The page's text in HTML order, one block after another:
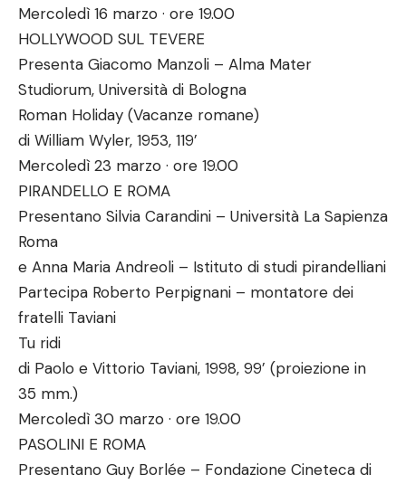
Mercoledì 16 marzo · ore 19.00
HOLLYWOOD SUL TEVERE
Presenta Giacomo Manzoli – Alma Mater
Studiorum, Università di Bologna
Roman Holiday (Vacanze romane)
di William Wyler, 1953, 119’
Mercoledì 23 marzo · ore 19.00
PIRANDELLO E ROMA
Presentano Silvia Carandini – Università La Sapienza
Roma
e Anna Maria Andreoli – Istituto di studi pirandelliani
Partecipa Roberto Perpignani – montatore dei
fratelli Taviani
Tu ridi
di Paolo e Vittorio Taviani, 1998, 99’ (proiezione in
35 mm.)
Mercoledì 30 marzo · ore 19.00
PASOLINI E ROMA
Presentano Guy Borlée – Fondazione Cineteca di